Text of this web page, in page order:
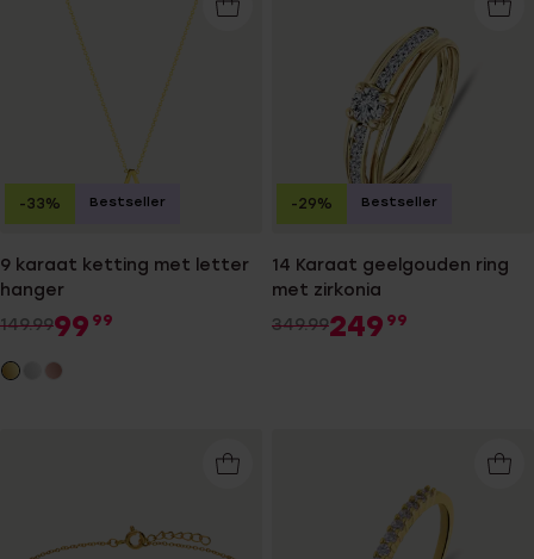
9 karaat ketting met letter
hanger
149.9999 99
-33% Bestseller
14 Karaat geelgouden ring
met zirkonia
349.99249 99
-29% Bestseller